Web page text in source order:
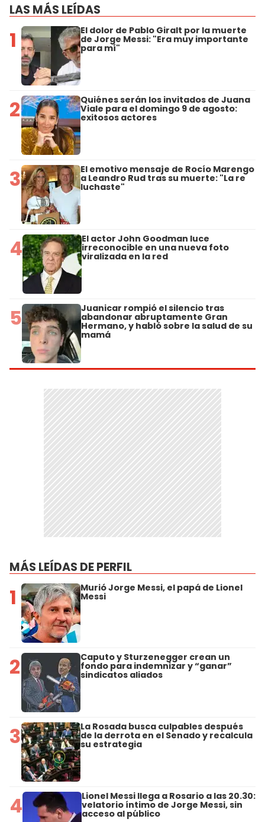
LAS MÁS LEÍDAS
1 El dolor de Pablo Giralt por la muerte
de Jorge Messi: "Era muy importante
para mí"
2 Quiénes serán los invitados de Juana
Viale para el domingo 9 de agosto:
exitosos actores
3 El emotivo mensaje de Rocío Marengo
a Leandro Rud tras su muerte: "La re
luchaste"
4 El actor John Goodman luce
irreconocible en una nueva foto
viralizada en la red
5 Juanicar rompió el silencio tras
abandonar abruptamente Gran
Hermano, y habló sobre la salud de su
mamá
MÁS LEÍDAS DE PERFIL
1 Murió Jorge Messi, el papá de Lionel
Messi
2 Caputo y Sturzenegger crean un
fondo para indemnizar y “ganar”
sindicatos aliados
3 La Rosada busca culpables después
de la derrota en el Senado y recalcula
su estrategia
4 Lionel Messi llega a Rosario a las 20.30:
velatorio íntimo de Jorge Messi, sin
acceso al público